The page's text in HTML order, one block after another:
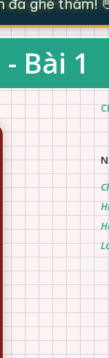
ghé thăm!
Bài 1